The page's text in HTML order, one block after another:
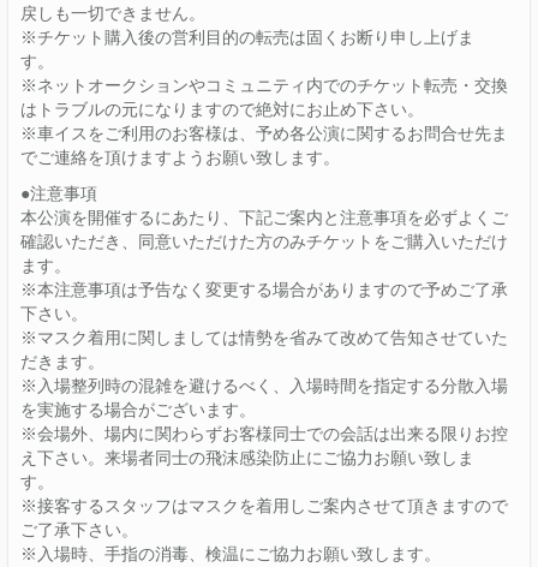
戻しも一切できません。
※チケット購入後の営利目的の転売は固くお断り申し上げま
す。
※ネットオークションやコミュニティ内でのチケット転売・交換
はトラブルの元になりますので絶対にお止め下さい。
※車イスをご利用のお客様は、予め各公演に関するお問合せ先ま
でご連絡を頂けますようお願い致します。
●注意事項
本公演を開催するにあたり、下記ご案内と注意事項を必ずよくご
確認いただき、同意いただけた方のみチケットをご購入いただけ
ます。
※本注意事項は予告なく変更する場合がありますので予めご了承
下さい。
※マスク着用に関しましては情勢を省みて改めて告知させていた
だきます。
※入場整列時の混雑を避けるべく、入場時間を指定する分散入場
を実施する場合がございます。
※会場外、場内に関わらずお客様同士での会話は出来る限りお控
え下さい。来場者同士の飛沫感染防止にご協力お願い致しま
す。
※接客するスタッフはマスクを着用しご案内させて頂きますので
ご了承下さい。
※入場時、手指の消毒、検温にご協力お願い致します。